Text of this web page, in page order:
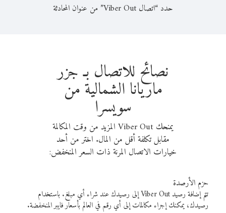
حدد “اتصال Viber Out” من عنوان المحادثة
نصائح للاتصال بـ جزر
ماريانا الشمالية من
سويسرا
يمنحك Viber Out المزيد من وقت المكالمة
مقابل تكلفة أقل من المال. اختر من أحد
خيارات الاتصال المرنة ذات السعر المنخفض:
حزم الأرصدة
تتم إضافة رصيد Viber Out إلى رصيدك عند شراء أي مبلغ. باستخدام
رصيدك، يمكنك إجراء مكالمات إلى أي رقم في العالم بأسعار فايبر المنخفضة.